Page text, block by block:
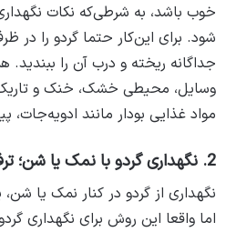
خوب باشد، به شرطی‌که نکات
شود. برای این‌کار حتما گردو را
جداگانه ریخته و درب آن را ببندید.
وسایل، محیطی خشک، خنک و تاریک
مواد غذایی بودار مانند ادویه‌جات،
2. نگهداری گردو با نمک یا شن؛ ترفند سنتی موثر؟
نگهداری از گردو در کنار نمک یا
اما واقعا این روش برای نگهداری